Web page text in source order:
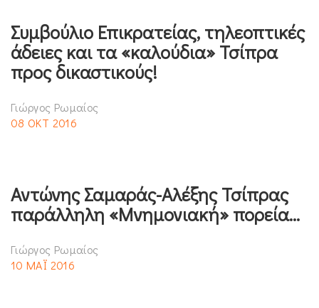
Συμβούλιο Επικρατείας, τηλεοπτικές
άδειες και τα «καλούδια» Τσίπρα
προς δικαστικούς!
Γιώργος Ρωμαίος
08 ΟΚΤ 2016
Αντώνης Σαμαράς-Αλέξης Τσίπρας
παράλληλη «Μνημονιακή» πορεία…
Γιώργος Ρωμαίος
10 ΜΑΪ 2016